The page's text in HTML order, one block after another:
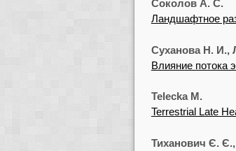
Соколов А. С.
Ландшафтное
Суханова Н.
Влияние потока
Telecka M.
Terrestrial Late
Тиханович Є.